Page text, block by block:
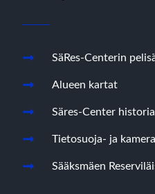
SäRes-Centerin
Alueen kartat
Säres-Center historia
Tietosuoja- ja
Sääksmäen